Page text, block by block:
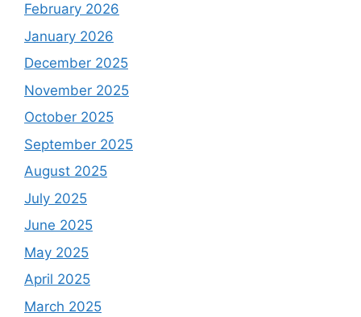
February 2026
January 2026
December 2025
November 2025
October 2025
September 2025
August 2025
July 2025
June 2025
May 2025
April 2025
March 2025